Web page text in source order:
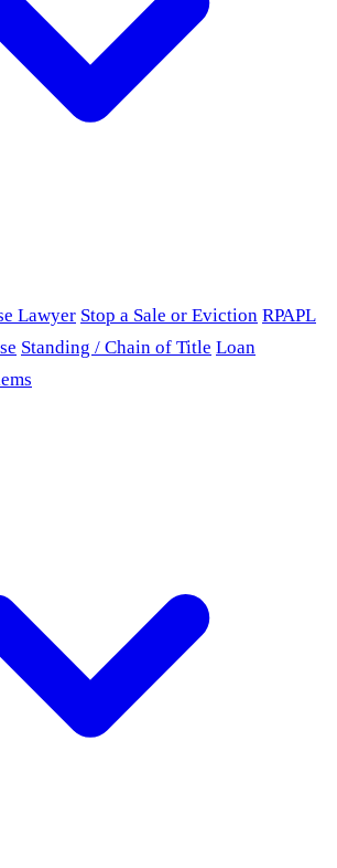
Lawyer Stop a Sale or Eviction RPAPL
Standing / Chain of Title Loan